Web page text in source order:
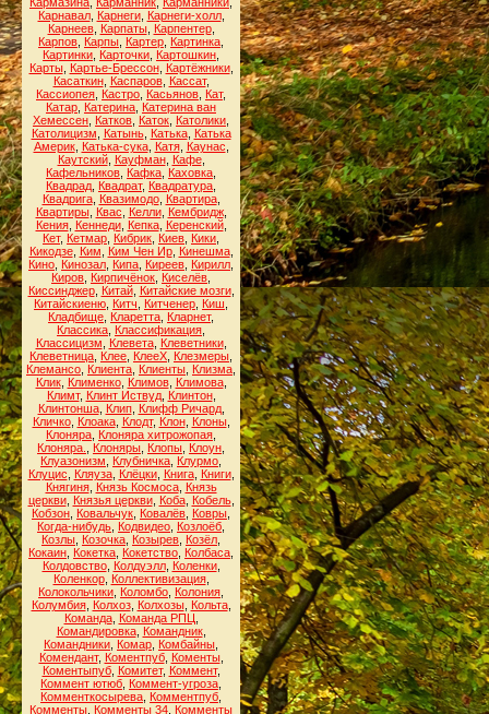
Карнавал, Карнеги, Карнеги-холл,
Карнеев, Карпаты, Карпентер,
Карпов Карпы Картер Картинка
Картинки Карточки Картошкин
Карты, Картье-Брессон, Картёжники,
Касаткин, Каспаров, Кассат,
Кассиопея Кастро Касьянов Кат,
Катар Катерина Катерина ван
Хемессен Катков Каток Католики
Католицизм
Катынь, Катька, Катька
Америк, Катька-сука, Катя, Каунас
Каутский, Кауфман, Кафе,
Кафельников Кафка Каховка
Квадрад Квадрат, Квадратура
Квадрига, Квазимодо, Квартира,
Квартиры, Квас Келли, Кембридж,
Кения, Кеннеди, Кепка, Керенский,
Кет, Кетмар Кибрик Киев Кики
Кикодзе, Ким Ким Чен Ир, Кинешма,
Кино Кинозал Кипа Киреев Кирилл
Киров Кирпичёнок Киселёв
Киссинджер, Китай, Китайские мозги,
Китайскиеню Китч Китченер Киш
Кладбище Кларетта Кларнет,
Классика Классификация
Классицизм
Клевета, Клеветники,
Клеветница Клее КлееХ Клезмеры
Клемансо Клиента Клиенты Клизма
Клик, Клименко, Климов, Климова,
Климт, Клинт Иствуд, Клинтон,
Клинтонша, Клип, Клифф Ричард,
Кличко, Клоака, Клодт, Клон, Клоны,
Клоняра Клоняра хитрожопая
Клоняра.
Клоняры Клопы Клоун
Клуазонизм
Клубничка Клурмо
Клуцис
Кляуза, Клёцки, Книга, Книги,
Княгиня, Князь Космоса, Князь
церкви, Князья церкви, Коба, Кобель,
Кобзон Ковальчук Ковалёв Ковры
Когда-нибудь Кодвидео Козлоёб
Козлы Козочка Козырев Козёл
Кокаин Кокетка Кокетство Колбаса
Колдовство, Колдуэлл, Коленки,
Коленкор, Коллективизация,
Колокольчики Коломбо Колония
Колумбия, Колхоз, Колхозы, Кольта,
Команда, Команда РПЦ
Командировка, Командник,
Командники Комар Комбайны
Комендант, Коментпуб, Коменты,
Коментыпуб, Комитет, Коммент,
Коммент ютюб Коммент-угроза
Комменткосырева Комментпуб
Комменты Комменты 34 Комменты